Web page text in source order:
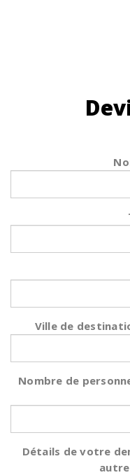
Ville de
Nombre de
Détails de votre